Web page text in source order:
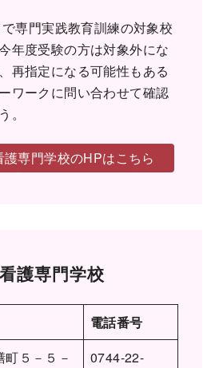
専門実践教育訓練の対象校
年度受験の方は対象外にな
再指定になる可能性もある
ワークに問い合わせて確認
。
護専門学校のHPはこちら
護専門学校
電話番号
５－５－
0744-22-